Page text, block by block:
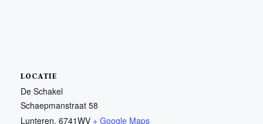
LOCATIE
De Schakel
Schaepmanstraat 58
Lunteren, 6741WV + Google Maps